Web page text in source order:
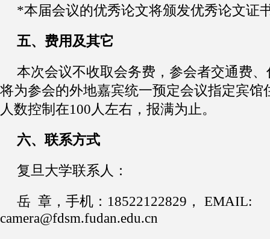
*本届会议的优秀论文将颁发优秀论文证
五、 费用及其它
本次会议不收取会务费 ， 参会者交通费、
将为参会的外地嘉宾统一预定会议指定宾馆
人数控制在1 00 人左右 ， 报满为止 。
六、联系方式
复旦大学联系人 ：
岳 章 ， 手机 ： 18522122829 ，
EMAIL:
camera@fdsm.fudan.edu.cn